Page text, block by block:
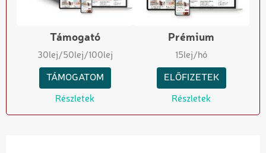
Támogató
30lej/50lej/100lej
TÁMOGATOM
Részletek
Prémium
15lej/hó
ELŐFIZETEK
Részletek